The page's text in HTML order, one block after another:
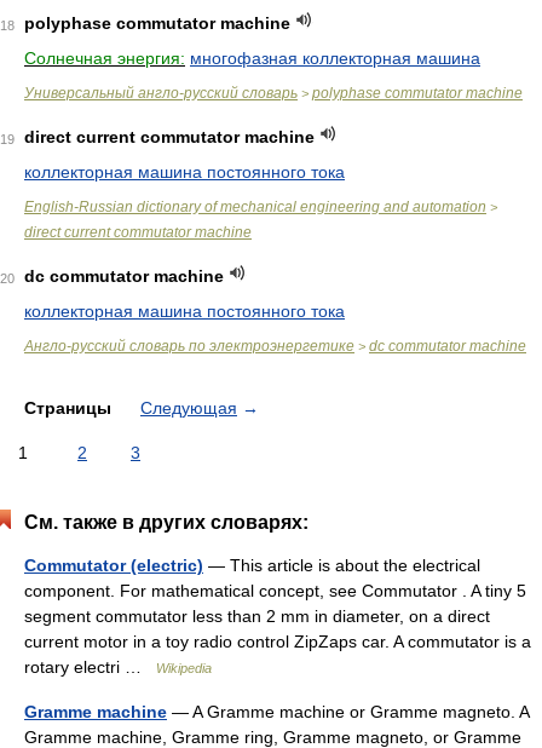
18
polyphase commutator machine
Солнечная энергия: многофазная коллекторная машина
Универсальный англо-русский словарь > polyphase commutator machine
19
direct current commutator machine
коллекторная машина постоянного тока
English-Russian dictionary of mechanical engineering and automation >
direct current commutator machine
20
dc commutator machine
коллекторная машина постоянного тока
Англо-русский словарь по электроэнергетике > dc commutator machine
Страницы Следующая →
1 2 3
См. также в других словарях:
Commutator (electric) — This article is about the electrical
component. For mathematical concept, see Commutator . A tiny 5
segment commutator less than 2 mm in diameter, on a direct
current motor in a toy radio control ZipZaps car. A commutator is a
rotary electri …
Wikipedia
Gramme machine — A Gramme machine or Gramme magneto. A
Gramme machine, Gramme ring, Gramme magneto, or Gramme